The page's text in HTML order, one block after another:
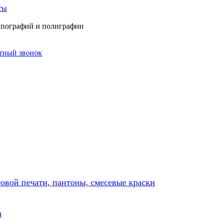
и полиграфии
звонок
печати, пантоны, смесевые краски